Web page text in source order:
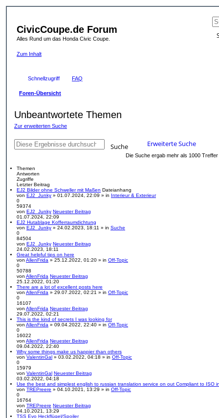
CivicCoupe.de Forum
Alles Rund um das Honda Civic Coupe.
Zum Inhalt
Schnellzugriff FAQ
Foren-Übersicht
Unbeantwortete Themen
Zur erweiterten Suche
Suche Erweiterte Suche
Die Suche ergab mehr als 1000 Treffer
Themen
Antworten
Zugriffe
Letzter Beitrag
EJ2 Bilder ohne Schweller mit Maßen Dateianhang
von EJ2_Junky » 01.07.2024, 22:09 » in Interieur & Exterieur
0
59374
von EJ2_Junky Neuester Beitrag
01.07.2024, 22:09
EJ2 Hutablage Kofferraumdichtung
von EJ2_Junky » 24.02.2023, 18:11 » in Suche
0
84504
von EJ2_Junky Neuester Beitrag
24.02.2023, 18:11
Great helpful tips on here
von AllenFrida » 25.12.2022, 01:20 » in Off-Topic
0
50788
von AllenFrida Neuester Beitrag
25.12.2022, 01:20
There are a lot of excellent posts here
von AllenFrida » 29.07.2022, 02:21 » in Off-Topic
0
16107
von AllenFrida Neuester Beitrag
29.07.2022, 02:21
This is the kind of secrets I was looking for
von AllenFrida » 09.04.2022, 22:40 » in Off-Topic
0
16022
von AllenFrida Neuester Beitrag
09.04.2022, 22:40
Why some things make us happier than others
von ValentinGal » 03.02.2022, 04:18 » in Off-Topic
0
15979
von ValentinGal Neuester Beitrag
03.02.2022, 04:18
Use the best and simplest english to russian translation service on out Compliant to ISO
von TREPreere » 04.10.2021, 13:29 » in Off-Topic
0
16764
von TREPreere Neuester Beitrag
04.10.2021, 13:29
TSS Evo Heckflügel/Spoiler